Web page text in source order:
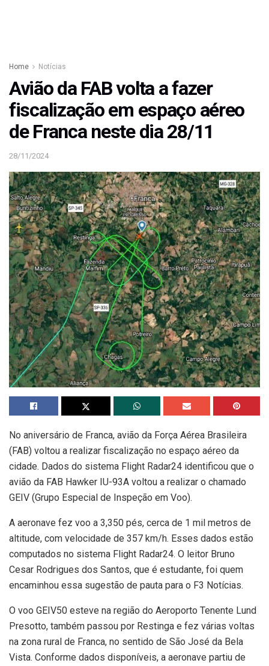
Home Notícias
Avião da FAB volta a fazer
fiscalização em espaço aéreo
de Franca neste dia 28/11
28/11/2024
No aniversário de Franca, avião da Força Aérea Brasileira
(FAB) voltou a realizar fiscalização no espaço aéreo da
cidade. Dados do sistema Flight Radar24 identificou que o
avião da FAB Hawker IU-93A voltou a realizar o chamado
GEIV (Grupo Especial de Inspeção em Voo).
A aeronave fez voo a 3,350 pés, cerca de 1 mil metros de
altitude, com velocidade de 357 km/h. Esses dados estão
computados no sistema Flight Radar24. O leitor Bruno
Cesar Rodrigues dos Santos, que é estudante, foi quem
encaminhou essa sugestão de pauta para o F3 Notícias.
O voo GEIV50 esteve na região do Aeroporto Tenente Lund
Presotto, também passou por Restinga e fez várias voltas
na zona rural de Franca, no sentido de São José da Bela
Vista. Conforme dados disponíveis, a aeronave partiu de